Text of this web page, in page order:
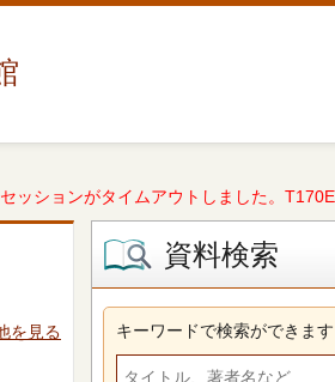
ッションがタイムアウトしました。
を見る
資料検索
キーワードで検索ができます